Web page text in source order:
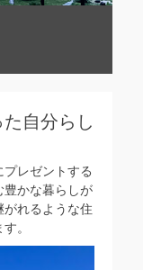
自分らし
レゼントする
豊かな暮らしが
れるような住
。